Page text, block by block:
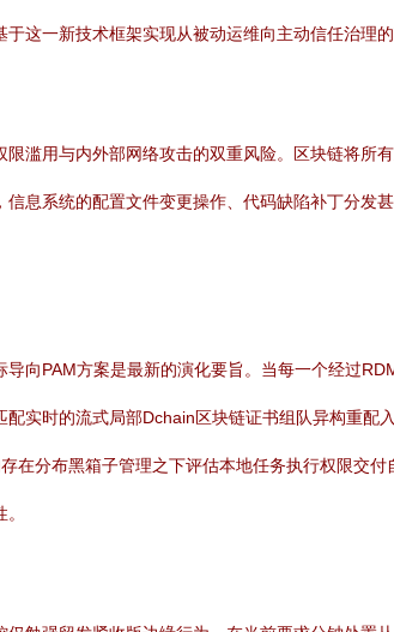
这一新技术框架实现从被动运维向主动信任治理的
滥用与内外部网络攻击的双重风险。区块链将所
息系统的配置文件变更操作、代码缺陷补丁分发
向PAM方案是最新的演化要旨。当每一个经过
实时的流式局部Dchain区块链证书组队异构重配
在分布黑箱子管理之下评估本地任务执行权限交